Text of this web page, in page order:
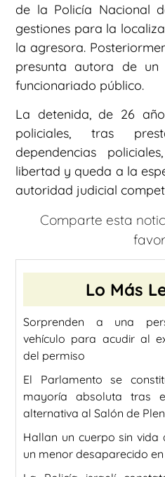
de la Policía Nacional
gestiones para la
la agresora.
presunta autora de
funcionariado público.
La detenida, de 26
policiales, tras
dependencias
libertad y queda a la
autoridad judicial
Comparte esta
Lo Más
Sorprenden a una
vehículo para acudir al
del permiso
El Parlamento se
mayoría absoluta tras
alternativa al Salón de
Hallan un cuerpo sin
un menor desaparecido